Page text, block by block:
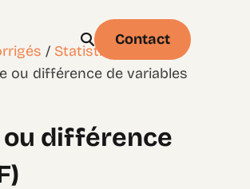
Statistique & probabilités – Niveau 1
Contact
/ Statistique et
ou différence de variables
ou différence